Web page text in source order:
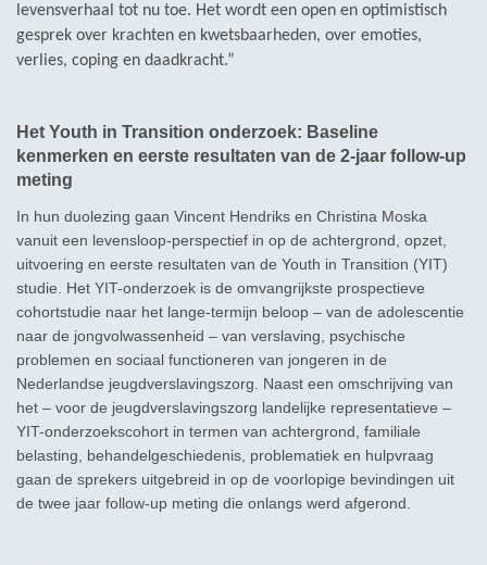
levensverhaal tot nu toe. Het wordt een open en optimistisch
gesprek over krachten en kwetsbaarheden, over emoties,
verlies, coping en daadkracht.”
Het Youth in Transition onderzoek: Baseline
kenmerken en eerste resultaten van de 2-jaar follow-up
meting
In hun duolezing gaan Vincent Hendriks en Christina Moska
vanuit een levensloop-perspectief in op de achtergrond, opzet,
uitvoering en eerste resultaten van de Youth in Transition (YIT)
studie. Het YIT-onderzoek is de omvangrijkste prospectieve
cohortstudie naar het lange-termijn beloop – van de adolescentie
naar de jongvolwassenheid – van verslaving, psychische
problemen en sociaal functioneren van jongeren in de
Nederlandse jeugdverslavingszorg. Naast een omschrijving van
het – voor de jeugdverslavingszorg landelijke representatieve –
YIT-onderzoekscohort in termen van achtergrond, familiale
belasting, behandel­geschiedenis, problematiek en hulpvraag
gaan de sprekers uitgebreid in op de voorlopige bevindingen uit
de twee jaar follow-up meting die onlangs werd afgerond.